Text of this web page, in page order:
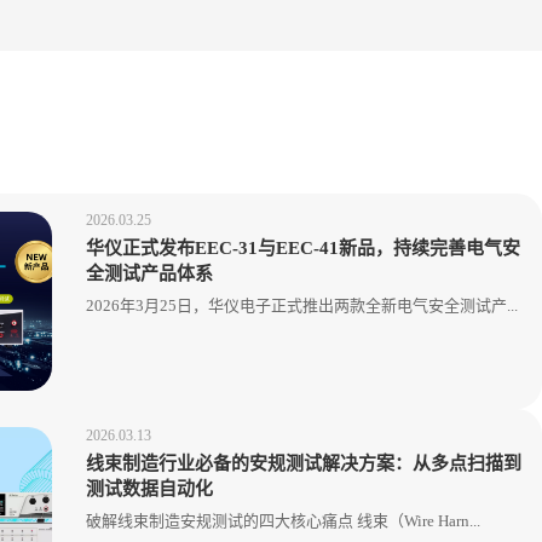
2026.03.25
华仪正式发布EEC-31与EEC-41新品，持续完善电气安
全测试产品体系
2026年3月25日，华仪电子正式推出两款全新电气安全测试产...
2026.03.13
线束制造行业必备的安规测试解决方案：从多点扫描到
测试数据自动化
破解线束制造安规测试的四大核心痛点 线束（Wire Harn...